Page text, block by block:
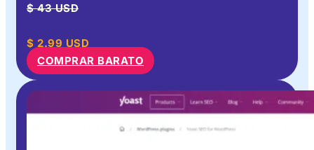
$ 43 USD
$ 2.99 USD
COMPRAR BARATO